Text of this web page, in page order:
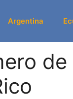
Argentina